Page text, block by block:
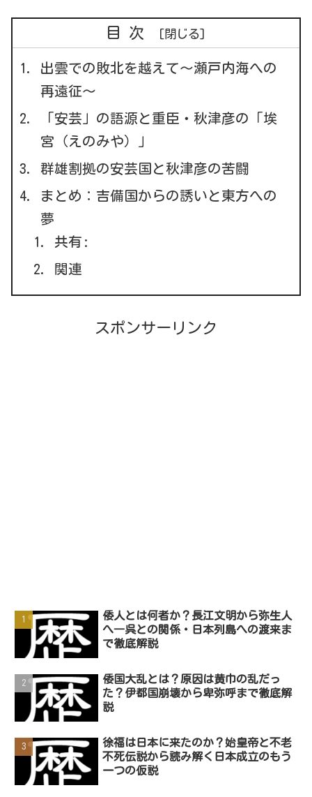
目次
出雲での敗北を越えて～瀬戸内海への
再遠征～
「安芸」の語源と重臣・秋津彦の「埃
宮（えのみや）」
群雄割拠の安芸国と秋津彦の苦闘
まとめ：吉備国からの誘いと東方への
夢
共有:
関連
スポンサーリンク
倭人とは何者か？長江文明から弥生人
へ―呉との関係・日本列島への渡来ま
で徹底解説
倭国大乱とは？原因は黄巾の乱だっ
た？伊都国崩壊から卑弥呼まで徹底解
説
徐福は日本に来たのか？始皇帝と不老
不死伝説から読み解く日本成立のもう
一つの仮説